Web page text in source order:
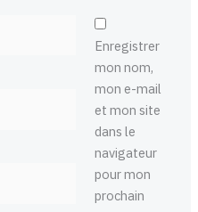
Enregistrer
mon nom,
mon e-mail
et mon site
dans le
navigateur
pour mon
prochain